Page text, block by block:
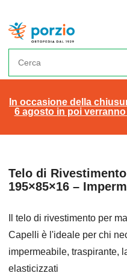
In occasione della
6 agosto in poi
Telo di
195×85×16 –
Il telo di rivestimento per
Capelli è l'ideale per chi
impermeabile, traspirante,
elasticizzati